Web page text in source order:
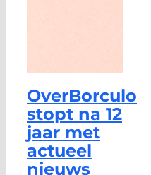
OverBorculo
stopt na 12
jaar met
actueel
nieuws